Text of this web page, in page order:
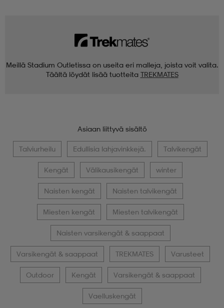
Meillä Stadium Outletissa on useita eri malleja, joista voit valita.
Täältä löydät lisää tuotteita TREKMATES
Asiaan liittyvä sisältö
Talviurheilu Edullisia lahjavinkkejä. Talvikengät
Kengät Välikausikengät winter
Naisten kengät Naisten talvikengät
Miesten kengät Miesten talvikengät
Naisten varsikengät & saappaat
Varsikengät & saappaat TREKMATES Varusteet
Outdoor Kengät Varsikengät & saappaat
Vaelluskengät